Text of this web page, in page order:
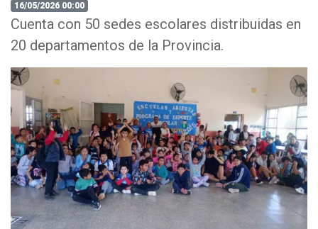
16/05/2026 00:00
Cuenta con 50 sedes escolares distribuidas en
20 departamentos de la Provincia.